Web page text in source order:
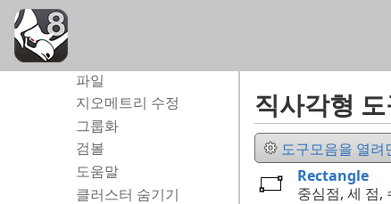
파일
지오메트리 수정
그룹화
검볼
도움말
클러스터 숨기기
직사각형
도구모음을 열려
Rectangle
중심점, 세 점,